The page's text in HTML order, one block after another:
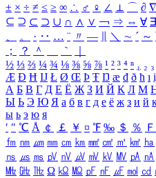
± × ÷ ≠ ≤ ≥ ∞ ∴ ♂ ♀ ∠ ⊥ ⌒ ∂ ∇
⊆ ⊇ ⊂ ⊃ ∪ ∩ ∧ ∨ ￢ ⇒ ⇔ ∀ ∃
、
。 · ‥ … ¨ 〃 ― ＼ ∼ ´ ～
；
？ ＾ ｀
½ ⅓ ⅔ ¼ ¾ ⅛ ⅜ ⅝ ⅞ ¹ ² ³ ⁴ ⁿ ₁ ₂ ₃
Æ Ð Ħ Ĳ Ł Ø Œ Þ Ŧ Ŋ æ đ ð ħ ı
А Б В Г Д Е Ё Ж З И Й К Л М
Ы Ь Э Ю Я а б в г д е ё ж з и й
ы ь э ю я
′ ″ ℃ Å ￠ ￡ ￥ ¤ ℉ ‰ ＄ ％ Ｆ
㎙ ㎚ ㎛ ㎜ ㎝ ㎞ ㎟ ㎠ ㎡ ㎢ ㏊
㎱ ㎲ ㎳ ㎴ ㎵ ㎶ ㎷ ㎸ ㎹ ㎀ ㎁
㎒ ㎓ ㎔ Ω ㏀ ㏁ ㎊ ㎋ ㎌ ㏖ ㏅